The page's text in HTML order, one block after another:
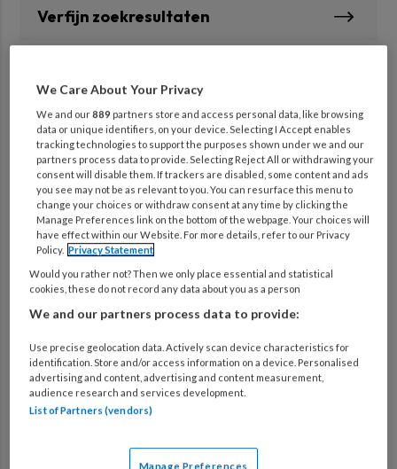
Verfijn zoekresultaten
Het belang van de Beroepscode
9 NOVEMBER 2019 WET EN ETHIEK
Tuchtrecht voor de
verzekeringsarts werkzaam bij
of voor UWV
Tuchtzaken tegen UWV-
verzekeringsartsen 2010-2017
9 NOVEMBER 2019 WET EN ETHIEK
We Care About Your Privacy
We and our889 partners store and access personal data, like browsing
data or unique identifiers, on your device. Selecting I Accept enables
tracking technologies to support the purposes shown under we and our
partners process data to provide. Selecting Reject All or withdrawing your
consent will disable them. If trackers are disabled, some content and ads
you see may not be as relevant to you. You can resurface this menu to
change your choices or withdraw consent at any time by clicking the
Manage Preferences link on the bottom of the webpage. Your choices will
have effect within our Website. For more details, refer to our Privacy
Policy. Privacy Statement
Would you rather not? Then we only place essential and statistical
cookies, these do not record any data about you as a person
We and our partners process data to provide:
Use precise geolocation data. Actively scan device characteristics for
identification. Store and/or access information on a device. Personalised
advertising and content, advertising and content measurement,
audience research and services development.
List of Partners (vendors)
Manage Preferences